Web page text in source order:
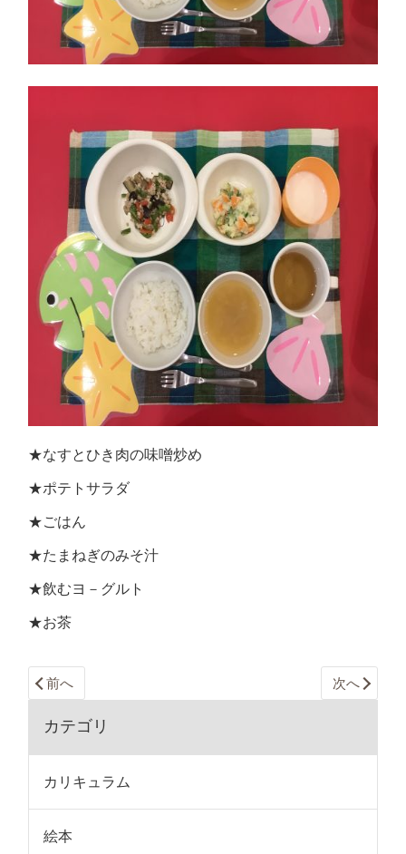
★なすとひき肉の味噌炒め
★ポテトサラダ
★ごはん
★たまねぎのみそ汁
★飲むヨ－グルト
★お茶
前へ 次へ
カテゴリ
カリキュラム
絵本